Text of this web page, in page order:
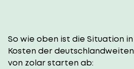
So wie oben ist die Situation
Kosten der
von zolar starten ab: